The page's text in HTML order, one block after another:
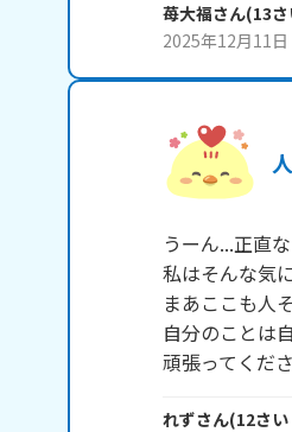
苺大福さん(13
2025年12月11日
うーん...正直
私はそんな気
まあここも人
自分のことは
れずさん(12さ